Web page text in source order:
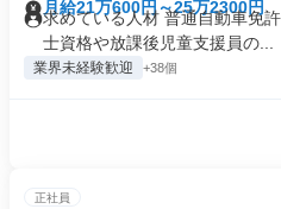
月給21万600円～25万2300円
求めている人材 普通自動車免
士資格や放課後児童支援員の...
業界未経験歓迎 +38個
正社員